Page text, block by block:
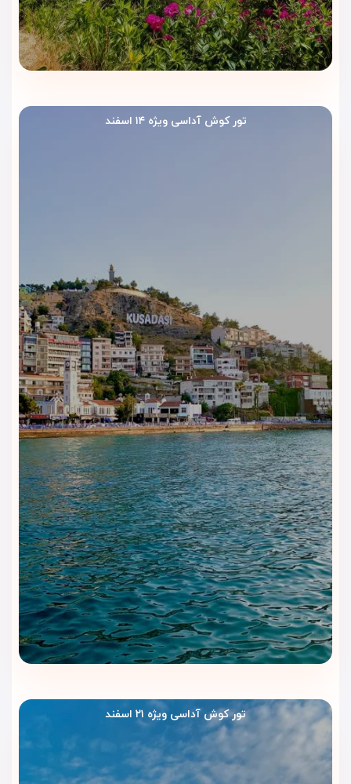
هتل خدمات پذیرش 24 ساعته، اتاق‌های با خدمات روم سرویس، و
خدمات لاندری را برای راحتی بیشتر مهمانان فراهم کرده است.
مناسب چه افرادی است؟
هتل سورتل گزینه‌ای بسیار خوب برای کسانی است که قصد دارند با
بودجه‌ای اقتصادی در مرکز کوش آداسی اقامت داشته باشند و از
دسترسی راحت به دریا، شهر و جاذبه‌های تاریخی لذت ببرند. این
هتل بیشتر برای خانواده‌ها، زوج‌های جوان و گروه‌های دوستانه‌ای
که به‌دنبال صرفه‌جویی در هزینه هستند، مناسب است.
موقعیت مکانی استراتژیک هتل
روبه‌روی ساحل عمومی و در چند قدمی اسکله و مرکز شهر. این
موقعیت باعث شده تا دسترسی مسافران به رستوران‌ها،
فروشگاه‌ها، کافه‌ها و جاذبه‌های گردشگری مانند قلعه کبوتر، بازار
سنتی و بندر بسیار آسان باشد. فاصله این هتل از فرودگاه ازمیر
حدود یک ساعت است و ایستگاه‌های حمل‌ونقل عمومی نیز در
تور کوش آداسی ویژه ۱۴ اسفند
تور کوش آداسی ویژه ۲۱ اسفند